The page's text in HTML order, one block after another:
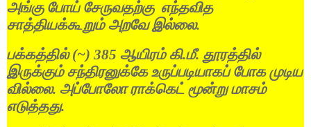
அங்கு போய் சேருவதற்கு எந்தவித
சாத்தியக்கூறும் அறவே இல்லை.
பக்கத்தில்(~) 385 ஆயிரம் கி.மீ. தூரத்தில்
இருக்கும் சந்திரனுக்கே உருப்படியாகப் போக முடிய
வில்லை. அப்போலோ ராக்கெட் மூன்று மாசம்
எடுத்தது.